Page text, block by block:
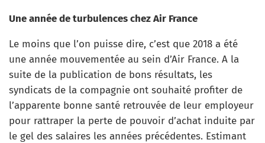
Une année de turbulences chez Air France
Le moins que l’on puisse dire, c’est que 2018 a été
une année mouvementée au sein d’Air France. A la
suite de la publication de bons résultats, les
syndicats de la compagnie ont souhaité profiter de
l’apparente bonne santé retrouvée de leur employeur
pour rattraper la perte de pouvoir d’achat induite par
le gel des salaires les années précédentes. Estimant